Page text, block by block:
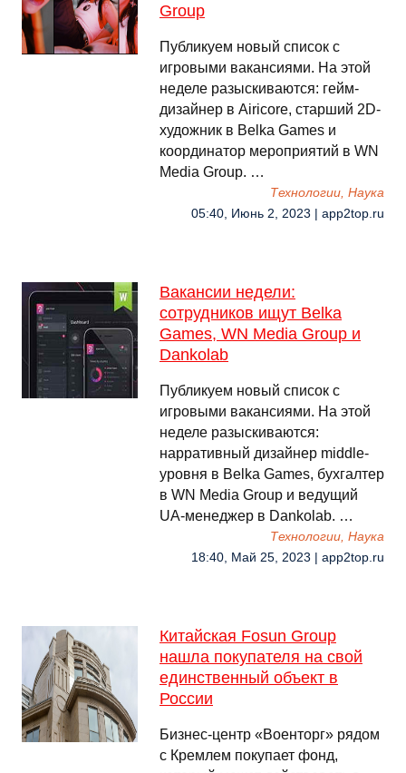
Group
Публикуем новый список с
игровыми вакансиями. На этой
неделе разыскиваются: гейм-
дизайнер в Airicore, старший 2D-
художник в Belka Games и
координатор мероприятий в WN
Media Group. …
Технологии, Наука
05:40, Июнь 2, 2023 | app2top.ru
Вакансии недели:
сотрудников ищут Belka
Games, WN Media Group и
Dankolab
Публикуем новый список с
игровыми вакансиями. На этой
неделе разыскиваются:
нарративный дизайнер middle-
уровня в Belka Games, бухгалтер
в WN Media Group и ведущий
UA-менеджер в Dankolab. …
Технологии, Наука
18:40, Май 25, 2023 | app2top.ru
Китайская Fosun Group
нашла покупателя на свой
единственный объект в
России
Бизнес-центр «Военторг» рядом
с Кремлем покупает фонд,